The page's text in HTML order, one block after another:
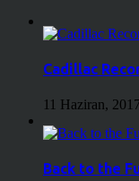
Cadillac
11 Haziran,
Back to the